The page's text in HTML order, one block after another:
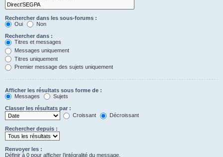
Rechercher dans les sous-forums :
Oui
Non
Rechercher dans :
Titres et messages
Messages uniquement
Titres uniquement
Premier message des sujets uniquement
Afficher les résultats sous forme de :
Messages
Sujets
Classer les résultats par :
Croissant
Décroissant
Rechercher depuis :
Renvoyer les :
Définir à 0 pour afficher l’intégralité du message.